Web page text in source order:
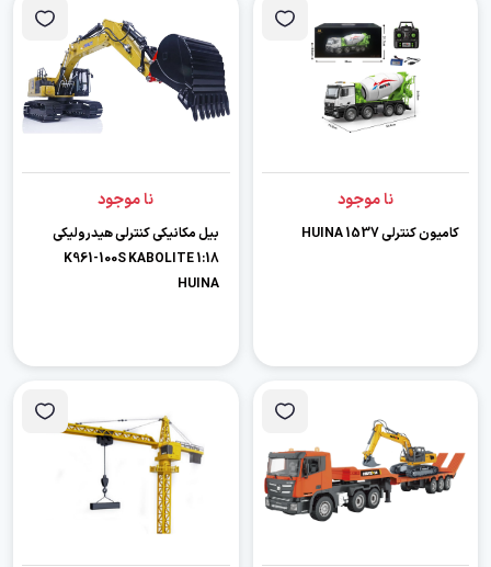
نا موجود
کامیون کنترلی HUINA 1537
نا موجود
بیل مکانیکی کنترلی هیدرولیکی
1:18 K961-100S KABOLITE
HUINA